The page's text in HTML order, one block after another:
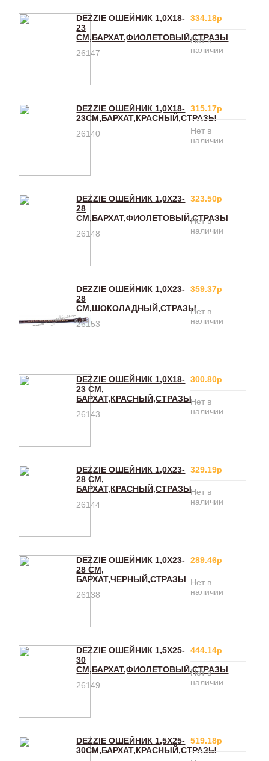
DEZZIE ОШЕЙНИК 1,0X18-
23
СМ,БАРХАТ,ФИОЛЕТОВЫЙ,СТРАЗЫ
26147
334.18р
Нет в
наличии
DEZZIE ОШЕЙНИК 1,0X18-
23СМ,БАРХАТ,КРАСНЫЙ,СТРАЗЫ
26140
315.17р
Нет в
наличии
DEZZIE ОШЕЙНИК 1,0X23-
28
СМ,БАРХАТ,ФИОЛЕТОВЫЙ,СТРАЗЫ
26148
323.50р
Нет в
наличии
DEZZIE ОШЕЙНИК 1,0X23-
28
СМ,ШОКОЛАДНЫЙ,СТРАЗЫ
26153
359.37р
Нет в
наличии
DEZZIE ОШЕЙНИК 1,0Х18-
23 СМ,
БАРХАТ,КРАСНЫЙ,СТРАЗЫ
26143
300.80р
Нет в
наличии
DEZZIE ОШЕЙНИК 1,0Х23-
28 СМ,
БАРХАТ,КРАСНЫЙ,СТРАЗЫ
26144
329.19р
Нет в
наличии
DEZZIE ОШЕЙНИК 1,0Х23-
28 СМ,
БАРХАТ,ЧЕРНЫЙ,СТРАЗЫ
26138
289.46р
Нет в
наличии
DEZZIE ОШЕЙНИК 1,5X25-
30
СМ,БАРХАТ,ФИОЛЕТОВЫЙ,СТРАЗЫ
26149
444.14р
Нет в
наличии
DEZZIE ОШЕЙНИК 1,5X25-
30СМ,БАРХАТ,КРАСНЫЙ,СТРАЗЫ
519.18р